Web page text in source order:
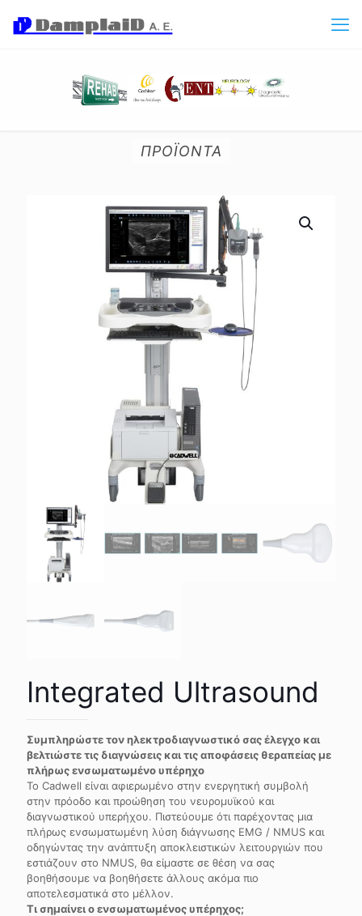
ΠΡΟΪΟΝΤΑ
Integrated Ultrasound
Συμπληρώστε τον ηλεκτροδιαγνωστικό σας έλεγχο και
βελτιώστε τις διαγνώσεις και τις αποφάσεις θεραπείας με
πλήρως ενσωματωμένο υπέρηχο
Το Cadwell είναι αφιερωμένο στην ενεργητική συμβολή
στην πρόοδο και προώθηση του νευρομυϊκού και
διαγνωστικού υπερήχου. Πιστεύουμε ότι παρέχοντας μια
πλήρως ενσωματωμένη λύση διάγνωσης EMG / NMUS και
οδηγώντας την ανάπτυξη αποκλειστικών λειτουργιών που
εστιάζουν στο NMUS, θα είμαστε σε θέση να σας
βοηθήσουμε να βοηθήσετε άλλους ακόμα πιο
αποτελεσματικά στο μέλλον.
Τι σημαίνει ο ενσωματωμένος υπέρηχος;